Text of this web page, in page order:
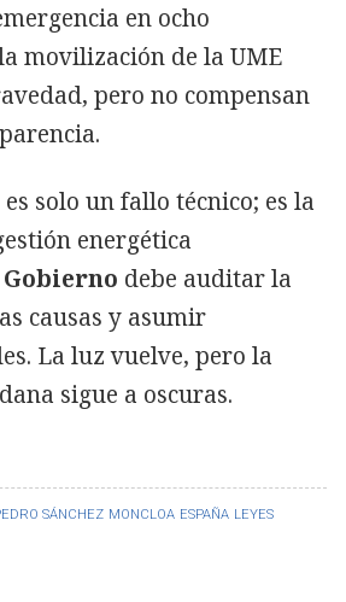
SÁNCHEZ MONCLOA ESPAÑA LEYES
en ocho
movilización de la UME
pero no compensan
solo un fallo técnico; es la
energética
Gobierno debe auditar la
causas y asumir
La luz vuelve, pero la
sigue a oscuras.